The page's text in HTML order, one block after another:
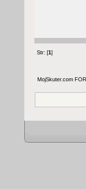
Str: [1]
MojSkuter.com